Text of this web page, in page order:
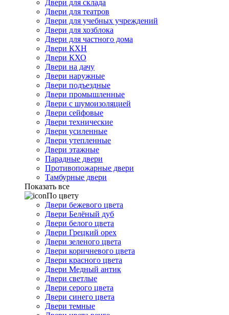
Двери для склада
Двери для театров
Двери для учебных учреждений
Двери для хозблока
Двери для частного дома
Двери КХН
Двери КХО
Двери на дачу
Двери наружные
Двери подъездные
Двери промышленные
Двери с шумоизоляцией
Двери сейфовые
Двери технические
Двери усиленные
Двери утепленные
Двери этажные
Парадные двери
Противопожарные двери
Тамбурные двери
Показать все
По цвету
Двери бежевого цвета
Двери Белёный дуб
Двери белого цвета
Двери Грецкий орех
Двери зеленого цвета
Двери коричневого цвета
Двери красного цвета
Двери Медный антик
Двери светлые
Двери серого цвета
Двери синего цвета
Двери темные